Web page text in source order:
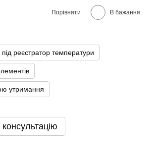
Порівняти В бажання
реєстратор температури
утримання